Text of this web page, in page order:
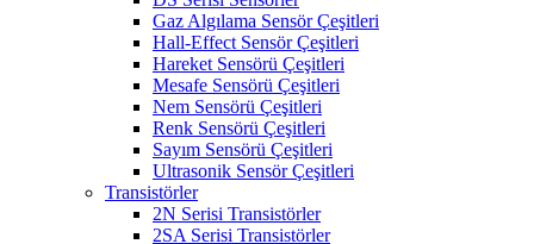
Gaz Algılama Sensör Çeşitleri
Hall-Effect Sensör Çeşitleri
Hareket Sensörü Çeşitleri
Mesafe Sensörü Çeşitleri
Nem Sensörü Çeşitleri
Renk Sensörü Çeşitleri
Sayım Sensörü Çeşitleri
Ultrasonik Sensör Çeşitleri
Transistörler
2N Serisi Transistörler
2SA Serisi Transistörler